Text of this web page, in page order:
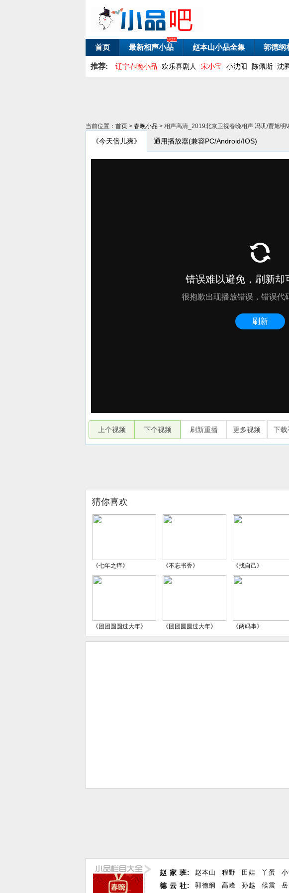
首页 最新相声小品 赵本山小品全集 郭德纲
推荐: 辽宁春晚小品 欢乐喜剧人 宋小宝 小沈阳 陈佩斯 沈
当前位置： 首页 > 春晚小品 > 相声高清_2019北京卫视春晚相声 冯巩\贾旭明
《今天倍儿爽》 通用播放器(兼容PC/Android/IOS)
上个视频 下个视频 刷新重播 更多视频 下载
猜你喜欢
《七年之痒》 《不忘书香》 《找自己》
《团团圆圆过大年》 《团团圆圆过大年》 《两码事》
赵 家 班:
德 云 社:
赵本山 程野 田娃 丫蛋
郭德纲
高峰 孙越 候震